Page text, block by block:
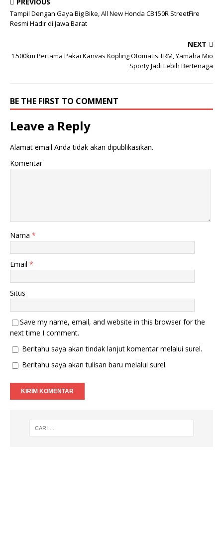
Tampil Dengan Gaya Big Bike, All New Honda CB150R StreetFire
Resmi Hadir di Jawa Barat
NEXT
1.500km Pertama Pakai Kanvas Kopling Otomatis TRM, Yamaha Mio
Sporty Jadi Lebih Bertenaga
BE THE FIRST TO COMMENT
Leave a Reply
Alamat email Anda tidak akan dipublikasikan.
Komentar
Nama *
Email *
Situs
Save my name, email, and website in this browser for the
next time I comment.
Beritahu saya akan tindak lanjut komentar melalui surel.
Beritahu saya akan tulisan baru melalui surel.